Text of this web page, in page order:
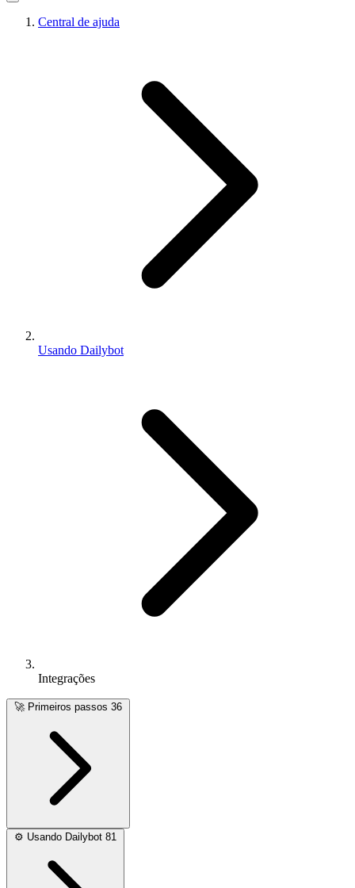
Central de ajuda
Usando Dailybot
Integrações
🚀 Primeiros passos 36
⚙️ Usando Dailybot 81